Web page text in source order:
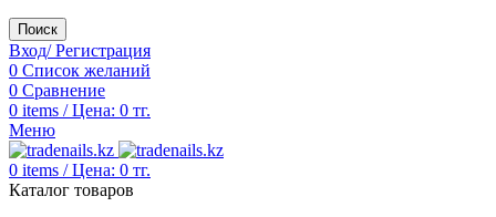
Поиск
Вход/ Регистрация
0 Список желаний
0 Сравнение
0 items / Цена: 0 тг.
Меню
0 items / Цена: 0 тг.
Каталог товаров